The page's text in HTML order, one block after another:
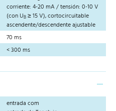
corriente: 4-20 mA / tensión: 0-10 V
(con UB ≥ 15 V), cortocircuitable
ascendente/descendente ajustable
70 ms
< 300 ms
entrada com